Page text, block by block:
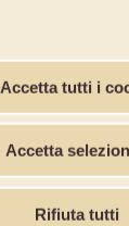
Accetta tutti i
Accetta
Rifiuta tutti